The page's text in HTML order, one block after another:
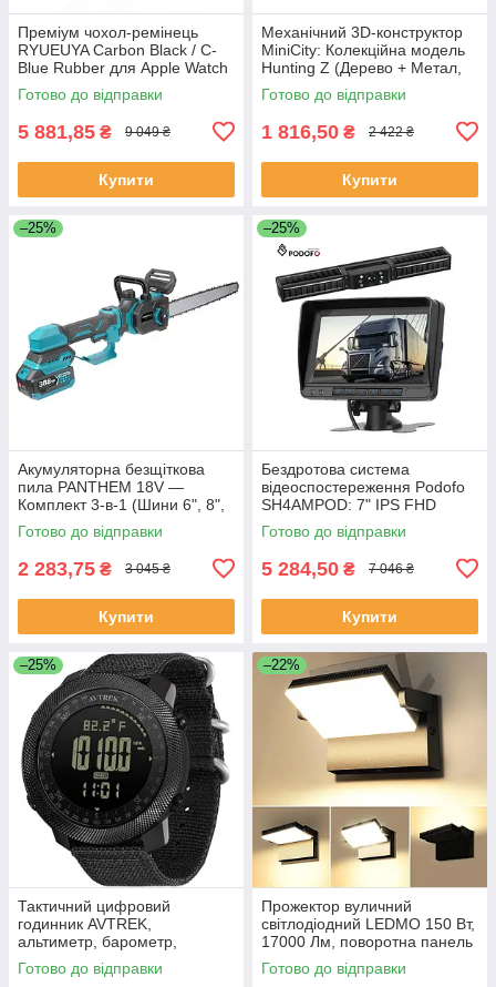
Преміум чохол-ремінець
RYUEUYA Carbon Black / C-
Blue Rubber для Apple Watch
44mm/45mm, карбоновий
корпус для Епл Вотч
Готово до відправки
5 881,85 ₴ 9 049 ₴
Купити
Механічний 3D-конструктор
MiniCity: Колекційна модель
Hunting Z (Дерево + Метал,
251 деталь
Готово до відправки
1 816,50 ₴ 2 422 ₴
Купити
–25%
Акумуляторна безщіткова
пила PANTHEM 18V —
Комплект 3-в-1 (Шини 6", 8",
12")
Готово до відправки
2 283,75 ₴ 3 045 ₴
Купити
–25%
Бездротова система
відеоспостереження Podofo
SH4AMPOD: 7" IPS FHD
монітор з DVR та сонячна
камера (10000mAh, IP68) для
Готово до відправки
5 284,50 ₴ 7 046 ₴
Купити
–25%
Тактичний цифровий
годинник AVTREK,
альтиметр, барометр,
компас, крокомір, водозахист
50 м, нейлоновий ремінець
Готово до відправки
–22%
Прожектор вуличний
світлодіодний LEDMO 150 Вт,
17000 Лм, поворотна панель
360°, IP65 ( 3000K )
Готово до відправки